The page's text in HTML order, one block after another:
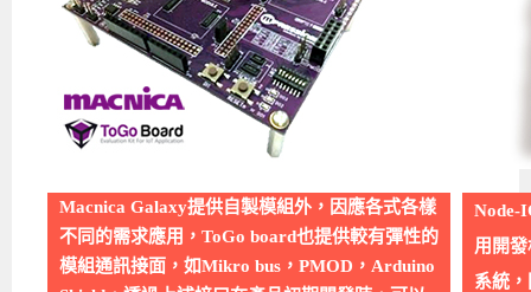
Macnica Galaxy提供自製模組外，因應各式各樣
不同的需求應用，ToGo board也提供較有彈性的
模組通訊接面，如Mikro bus，PMOD，Arduino
Node-
用開
系統